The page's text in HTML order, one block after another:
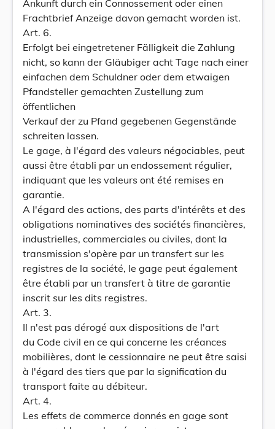
Ankunft durch ein Connossement oder einen
Frachtbrief Anzeige davon gemacht worden ist.
Art. 6.
Erfolgt bei eingetretener Fälligkeit die Zahlung
nicht, so kann der Gläubiger acht Tage nach einer
einfachen dem Schuldner oder dem etwaigen
Pfandsteller gemachten Zustellung zum
öffentlichen
Verkauf der zu Pfand gegebenen Gegenstände
schreiten lassen.
Le gage, à l'égard des valeurs négociables, peut
aussi être établi par un endossement régulier,
indiquant que les valeurs ont été remises en
garantie.
A l'égard des actions, des parts d'intérêts et des
obligations nominatives des sociétés financières,
industrielles, commerciales ou civiles, dont la
transmission s'opère par un transfert sur les
registres de la société, le gage peut également
être établi par un transfert à titre de garantie
inscrit sur les dits registres.
Art. 3.
Il n'est pas dérogé aux dispositions de l'art
du Code civil en ce qui concerne les créances
mobilières, dont le cessionnaire ne peut être saisi
à l'égard des tiers que par la signification du
transport faite au débiteur.
Art. 4.
Les effets de commerce donnés en gage sont